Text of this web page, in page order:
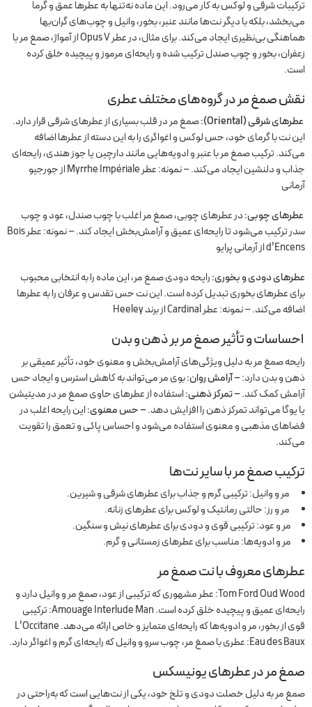
ترکیبات شرقی و لوکس به کار می‌رود. این ماده نه‌تنها به عطرها عمق و گرما
می‌بخشد، بلکه با دیگر نت‌ها مانند عنبر، بخور، وانیل و چوب‌های گران‌بها
هماهنگی بی‌نظیری ایجاد می‌کند. برای مثال، در عطر Opus V از آمواژ، صمغ مر با
زعفران، بخور و چوب صندل ترکیب شده و رایحه‌ای مرموز و پیچیده خلق کرده
است.
نقش صمغ مر در گروه‌های مختلف عطری
عطرهای شرقی (Oriental):
صمغ مر در قلب بسیاری از عطرهای شرقی قرار دارد.
این نت با گرمای خود، حس لوکس و اغواگری را به این دسته از عطرها اضافه
می‌کند. ترکیب صمغ مر با عنبر و ادویه‌هایی مانند دارچین یا جوز هندی، رایحه‌ای
جذاب و دلنشین ایجاد می‌کند. – نمونه: عطر Myrrhe Impériale از جورجیو
آرمانی
عطرهای چوبی:در عطرهای چوبی، صمغ مر اغلب با چوب صندل، عود و چوب
سدر ترکیب می‌شود تا رایحه‌ای عمیق و آرامش‌بخش ایجاد کند. – نمونه: عطر Bois
d’Encens از آرمانی پرایو
عطرهای دودی و بخوری:رایحه دودی صمغ مر، این ماده را به انتخابی محبوب
برای عطرهای بخوری تبدیل کرده است. این نت حس تقدس و عرفان را به عطرها
اضافه می‌کند. – نمونه: عطر Cardinal از برند Heeley
احساسات و تأثیر صمغ مر بر ذهن و بدن
رایحه صمغ مر به دلیل ویژگی‌های آرامش‌بخش و معنوی خود، تأثیر عمیقی بر
ذهن و بدن دارد:– آرامش روان:بوی مر می‌تواند به کاهش استرس و ایجاد حس
آرامش کمک کند.– تمرکز ذهنی:استفاده از عطرهای حاوی صمغ مر در مدیتیشن
یا یوگا می‌تواند تمرکز ذهن را افزایش دهد.– حس معنوی:این رایحه اغلب در
فضاهای مذهبی و معنوی استفاده می‌شود و احساس پاکی و تعمق را تقویت
می‌کند.
ترکیب صمغ مر با سایر نت‌ها
مر و وانیل: ترکیبی گرم و جذاب برای عطرهای شرقی و شیرین.
مر و رز: حالتی رمانتیک و لوکس برای عطرهای زنانه.
مر و عود: ترکیبی قوی و دودی برای عطرهای نیش و سنگین.
مر و ادویه‌ها: مناسب برای عطرهای زمستانی و گرم.
عطرهای معروف با نت صمغ مر
Tom Ford Oud Wood: عطر مشهوری که ترکیبی از عود، صمغ مر و وانیل دارد و
رایحه‌ای عمیق و پیچیده خلق کرده است. Amouage Interlude Man: ترکیبی
قوی از بخور، مر و ادویه‌ها که رایحه‌ای متمایز و خاص ارائه می‌دهد. L’Occitane
Eau des Baux: عطری با صمغ مر، چوب سرو و وانیل که رایحه‌ای گرم و اغواگر دارد.
صمغ مر درعطرهای یونیسکس
صمغ مر به دلیل خصلت دودی و تلخ خود، یکی از نت‌هایی است که به‌راحتی در